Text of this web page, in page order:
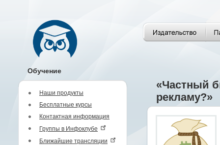
Обучение
Наши продукты
Бесплатные курсы
Контактная информация
Группы в Инфоклубе
Ближайшие трансляции
«Частный
рекламу?»